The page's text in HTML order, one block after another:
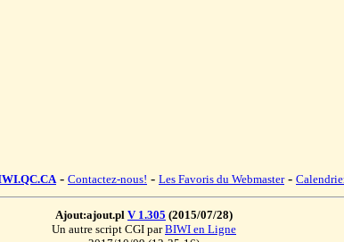
- Contactez-nous! - Les Favoris du Webmaster-
Ajout:ajout.pl V 1.305 (2015/07/28)
Un autre script CGI parBIWI en Ligne